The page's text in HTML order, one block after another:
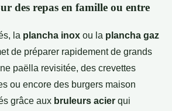
des repas en famille ou entre
la plancha inox ou la plancha gaz
de préparer rapidement de grands
paëlla revisitée, des crevettes
ou encore des burgers maison
grâce aux bruleurs acier qui